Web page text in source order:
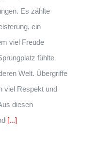
Es zählte
ein
viel Freude
fühlte
Welt. Übergriffe
viel Respekt und
diesen
[...]